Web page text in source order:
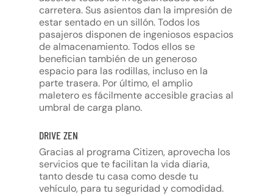
carretera. Sus asientos dan la impresión de
estar sentado en un sillón. Todos los
pasajeros disponen de ingeniosos espacios
de almacenamiento. Todos ellos se
benefician también de un generoso
espacio para las rodillas, incluso en la
parte trasera. Por último, el amplio
maletero es fácilmente accesible gracias al
umbral de carga plano.
DRIVE ZEN
Gracias al programa Citizen, aprovecha los
servicios que te facilitan la vida diaria,
tanto desde tu casa como desde tu
vehículo, para tu seguridad y comodidad.